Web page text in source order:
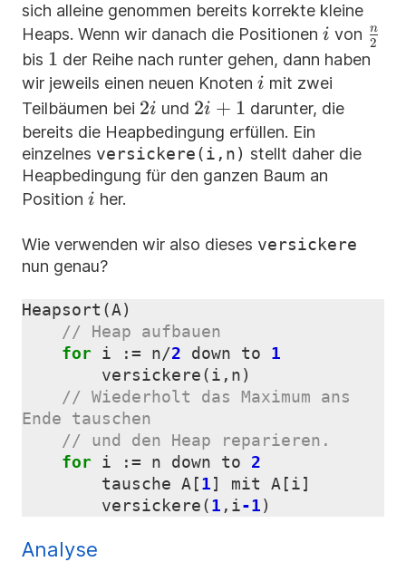
sich alleine genommen bereits korrekte kleine
Heaps. Wenn wir danach die Positionen i
i von
{2}
2
n
bis 1
1 der Reihe nach runter gehen, dann haben
wir jeweils einen neuen Knoten i
i mit zwei
Teilbäumen bei 2i
2i und 2i+1
2i + 1 darunter, die
bereits die Heapbedingung erfüllen. Ein
einzelnes versickere(i,n) stellt daher die
Heapbedingung für den ganzen Baum an
Position i
i her.
Wie verwenden wir also dieses versickere
nun genau?
Heapsort (A)
for i := n/2 down to
1
versickere(i , n)
// Wiederholt das Maximum ans
for i := n down to
2
tausche A [1] mit A [i]
versickere(1 , i-1)
Analyse